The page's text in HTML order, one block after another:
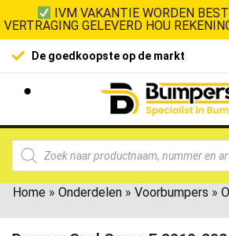
IVM VAKANTIE WORDEN
VERTRAGING GELEVERD HOU
De goedkoopste op de markt
Home » Onderdelen » Voorbumpers »